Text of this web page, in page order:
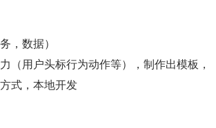
，数据）
（用户头标行为动作等），制作出模板，
式，本地开发